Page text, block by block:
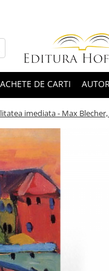
DE CARTI
imediata - Max Blecher,